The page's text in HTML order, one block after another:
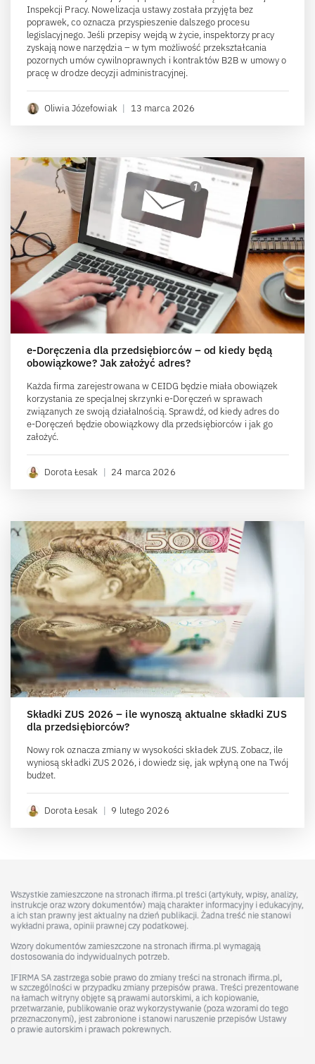
Inspekcji Pracy. Nowelizacja ustawy została przyjęta bez
poprawek, co oznacza przyspieszenie dalszego procesu
legislacyjnego. Jeśli przepisy wejdą w życie, inspektorzy pracy
zyskają nowe narzędzia – w tym możliwość przekształcania
pozornych umów cywilnoprawnych i kontraktów B2B w umowy o
pracę w drodze decyzji administracyjnej.
Oliwia Józefowiak | 13 marca 2026
e-Doręczenia dla przedsiębiorców – od kiedy będą
obowiązkowe? Jak założyć adres?
Każda firma zarejestrowana w CEIDG będzie miała obowiązek
korzystania ze specjalnej skrzynki e-Doręczeń w sprawach
związanych ze swoją działalnością. Sprawdź, od kiedy adres do
e-Doręczeń będzie obowiązkowy dla przedsiębiorców i jak go
założyć.
Dorota Łesak | 24 marca 2026
Składki ZUS 2026 – ile wynoszą aktualne składki ZUS
dla przedsiębiorców?
Nowy rok oznacza zmiany w wysokości składek ZUS. Zobacz, ile
wyniosą składki ZUS 2026, i dowiedz się, jak wpłyną one na Twój
budżet.
Dorota Łesak | 9 lutego 2026